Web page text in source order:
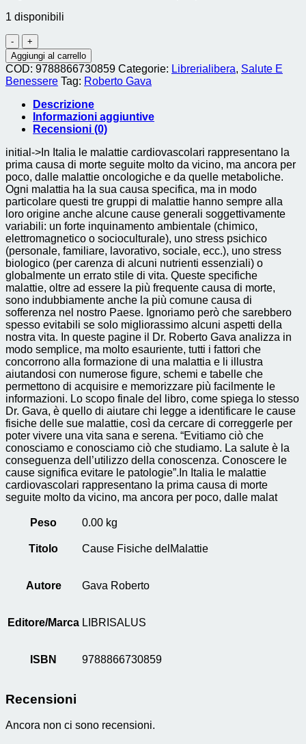
1 disponibili
Cause
Fisiche
delMalattie
quantità
Aggiungi al carrello
COD: 9788866730859 Categorie: Librerialibera, Salute E
Benessere Tag: Roberto Gava
Descrizione
Informazioni aggiuntive
Recensioni (0)
initial->In Italia le malattie cardiovascolari rappresentano la
prima causa di morte seguite molto da vicino, ma ancora per
poco, dalle malattie oncologiche e da quelle metaboliche.
Ogni malattia ha la sua causa specifica, ma in modo
particolare questi tre gruppi di malattie hanno sempre alla
loro origine anche alcune cause generali soggettivamente
variabili: un forte inquinamento ambientale (chimico,
elettromagnetico o socioculturale), uno stress psichico
(personale, familiare, lavorativo, sociale, ecc.), uno stress
biologico (per carenza di alcuni nutrienti essenziali) o
globalmente un errato stile di vita. Queste specifiche
malattie, oltre ad essere la più frequente causa di morte,
sono indubbiamente anche la più comune causa di
sofferenza nel nostro Paese. Ignoriamo però che sarebbero
spesso evitabili se solo migliorassimo alcuni aspetti della
nostra vita. In queste pagine il Dr. Roberto Gava analizza in
modo semplice, ma molto esauriente, tutti i fattori che
concorrono alla formazione di una malattia e li illustra
aiutandosi con numerose figure, schemi e tabelle che
permettono di acquisire e memorizzare più facilmente le
informazioni. Lo scopo finale del libro, come spiega lo stesso
Dr. Gava, è quello di aiutare chi legge a identificare le cause
fisiche delle sue malattie, così da cercare di correggerle per
poter vivere una vita sana e serena. “Evitiamo ciò che
conosciamo e conosciamo ciò che studiamo. La salute è la
conseguenza dell’utilizzo della conoscenza. Conoscere le
cause significa evitare le patologie”.In Italia le malattie
cardiovascolari rappresentano la prima causa di morte
seguite molto da vicino, ma ancora per poco, dalle malat
Peso 0.00 kg
Titolo Cause Fisiche delMalattie
Autore Gava Roberto
Editore/Marca LIBRISALUS
ISBN 9788866730859
Recensioni
Ancora non ci sono recensioni.